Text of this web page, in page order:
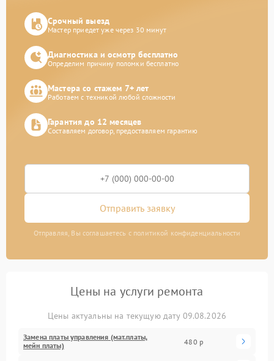
Срочный выезд
Мастер приедет уже через 30 минут
Диагностика и осмотр бесплатно
Определим причину поломки бесплатно
Мастера со стажем 7+ лет
Работаем с техникой любой сложности
Гарантия до 12 месяцев
Составляем договор, предоставляем гарантию
Отправить заявку
Отправляя, Вы соглашаетесь с политикой конфиденциальности
Цены на услуги ремонта
Цены актуальны на текущую дату 09.08.2026
Замена платы управления (мат.платы,
мейн платы)
480 р